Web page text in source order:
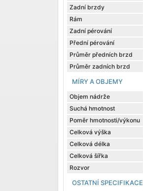
Zadní brzdy
Rám
Zadní pérování
Přední pérování
Průměr předních brzd
Průměr zadních brzd
MÍRY A OBJEMY
Objem nádrže
Suchá hmotnost
Poměr hmotnosti/výkonu
Celková výška
Celková délka
Celková šířka
Rozvor
OSTATNÍ SPECIFIKACE